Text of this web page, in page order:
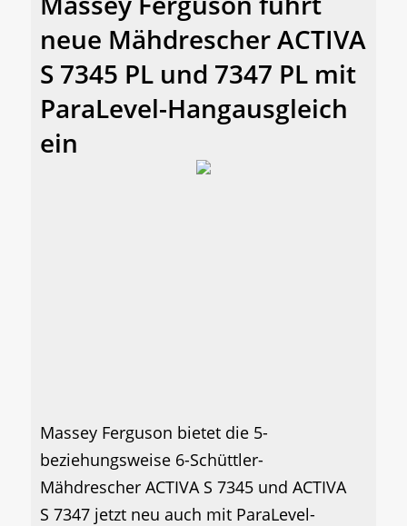
neue Mähdrescher ACTIVA
S 7345 PL und 7347 PL mit
ParaLevel-Hangausgleich
ein
Massey Ferguson bietet die 5-
beziehungsweise 6-Schüttler-
Mähdrescher ACTIVA S 7345 und ACTIVA
S 7347 jetzt neu auch mit ParaLevel-